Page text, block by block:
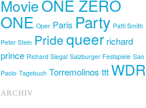
MovieONE ZERO
ONE Oper Paris Party Patti Smith
Peter Stein Pridequeer richard
prince Richard Siegal Salzburger Festspiele Sao
Paolo Tagebuch Torremolinos tttWDR
ARCHIV